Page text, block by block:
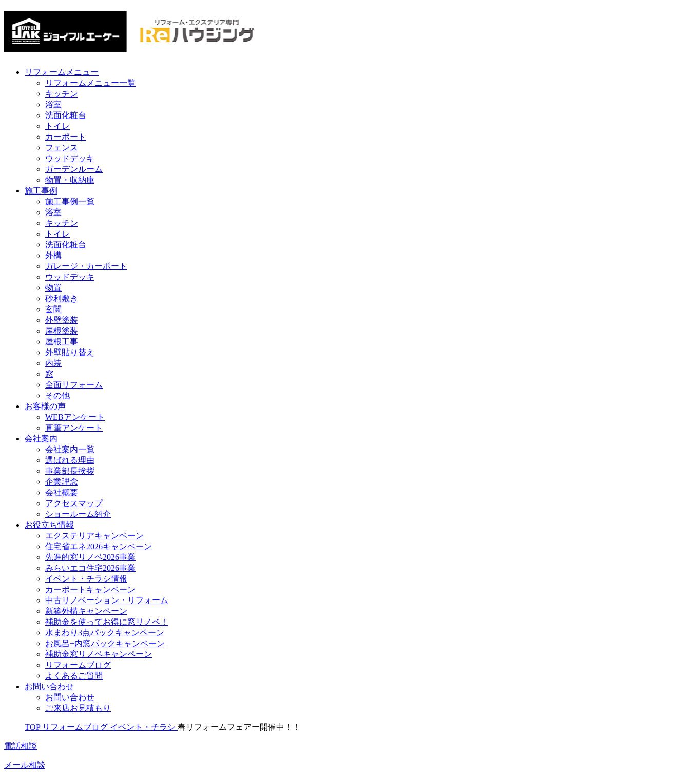
リフォームメニュー
リフォームメニュー一覧
キッチン
浴室
洗面化粧台
トイレ
カーポート
フェンス
ウッドデッキ
ガーデンルーム
物置・収納庫
施工事例
施工事例一覧
浴室
キッチン
トイレ
洗面化粧台
外構
ガレージ・カーポート
ウッドデッキ
物置
砂利敷き
玄関
外壁塗装
屋根塗装
屋根工事
外壁貼り替え
内装
窓
全面リフォーム
その他
お客様の声
WEBアンケート
直筆アンケート
会社案内
会社案内一覧
選ばれる理由
事業部長挨拶
企業理念
会社概要
アクセスマップ
ショールーム紹介
お役立ち情報
エクステリアキャンペーン
住宅省エネ2026キャンペーン
先進的窓リノベ2026事業
みらいエコ住宅2026事業
イベント・チラシ情報
カーポートキャンペーン
中古リノベーション・リフォーム
新築外構キャンペーン
補助金を使ってお得に窓リノベ！
水まわり3点パックキャンペーン
お風呂+内窓パックキャンペーン
補助金窓リノベキャンペーン
リフォームブログ
よくあるご質問
お問い合わせ
お問い合わせ
ご来店お見積もり
TOP リフォームブログ イベント・チラシ 春リフォームフェアー開催中！！
電話相談
メール相談